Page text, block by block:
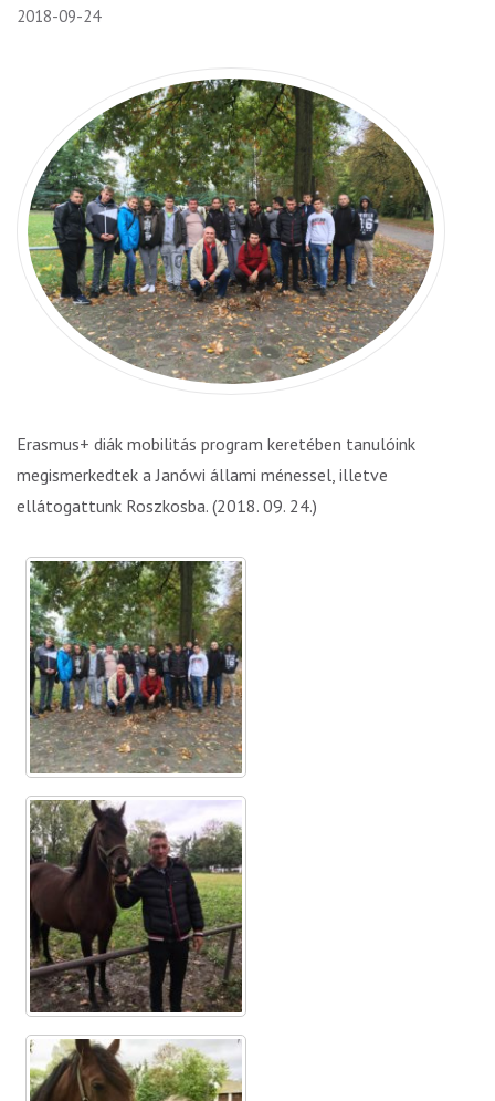
2018-09-24
Erasmus+ diák mobilitás program keretében tanulóink
megismerkedtek a Janówi állami ménessel, illetve
ellátogattunk Roszkosba. (2018. 09. 24.)